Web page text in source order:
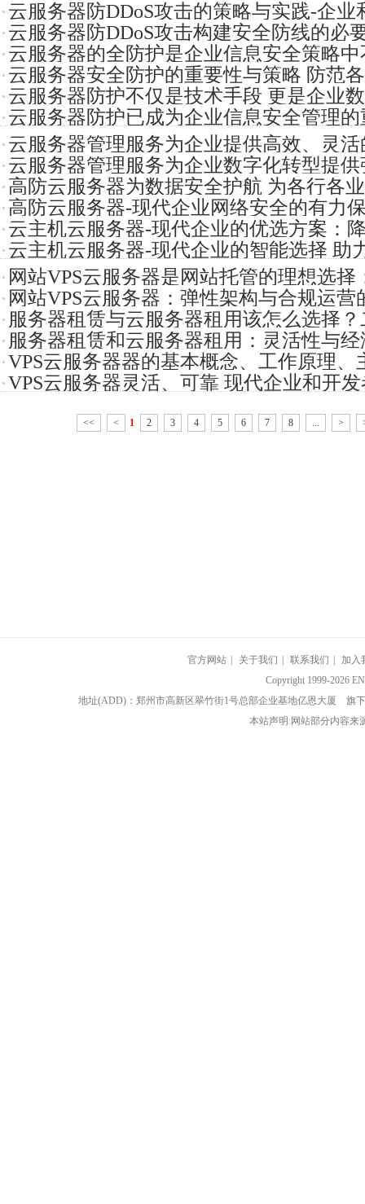
效率也
云服务器防DDoS攻击的策略与实践-企业
层次的
云服务器防DDoS攻击构建安全防线的必
的连续
云服务器的全防护是企业信息安全策略
分
云服务器安全防护的重要性与策略 防范
据泄露的
云服务器防护不仅是技术手段 更是企业
定运行的
云服务器防护已成为企业信息安全管理
云服务器管理服务为企业提供高效、灵
助企业
云服务器管理服务为企业数字化转型提
对云计算
高防云服务器为数据安全护航 为各行各
络安全保
高防云服务器-现代企业网络安全的有力
网络安全
云主机云服务器-现代企业的优选方案：
业务灵
云主机云服务器-现代企业的智能选择 助
成功
网站VPS云服务器是网站托管的理想选择
能又不至
网站VPS云服务器：弹性架构与合规运营
服务器租赁与云服务器租用该怎么选择
些服务器租赁和云服务器租用：灵活性与
VPS云服务器器的基本概念、工作原理、
场景
VPS云服务器灵活、可靠 现代企业和开
<< < 1 2 3 4 5 6 7 8 ... >
官方网站 关于我们 联系我们
加入
Copyright 1999-2026
地址(ADD)：郑州市高新区翠竹街1号总部企业基地亿恩大厦 旗
本站声明:网站部分内容来